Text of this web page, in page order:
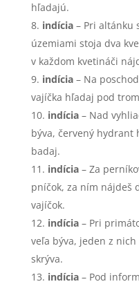
hľadajú.
indícia– Pri altánku
územiami stoja dva
v každom kvetináči
indícia– Na
vajíčka hľadaj pod
indícia– Nad
býva, červený
badaj.
indícia– Za
pníčok, za ním nájdeš
vajíčok.
indícia– Pri
veľa býva, jeden z
skrýva.
indícia– Pod